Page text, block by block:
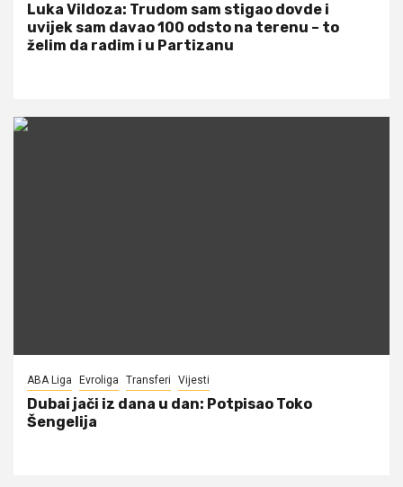
Luka Vildoza: Trudom sam stigao dovde i
uvijek sam davao 100 odsto na terenu – to
želim da radim i u Partizanu
ABA Liga Evroliga Transferi Vijesti
Dubai jači iz dana u dan: Potpisao Toko
Šengelija